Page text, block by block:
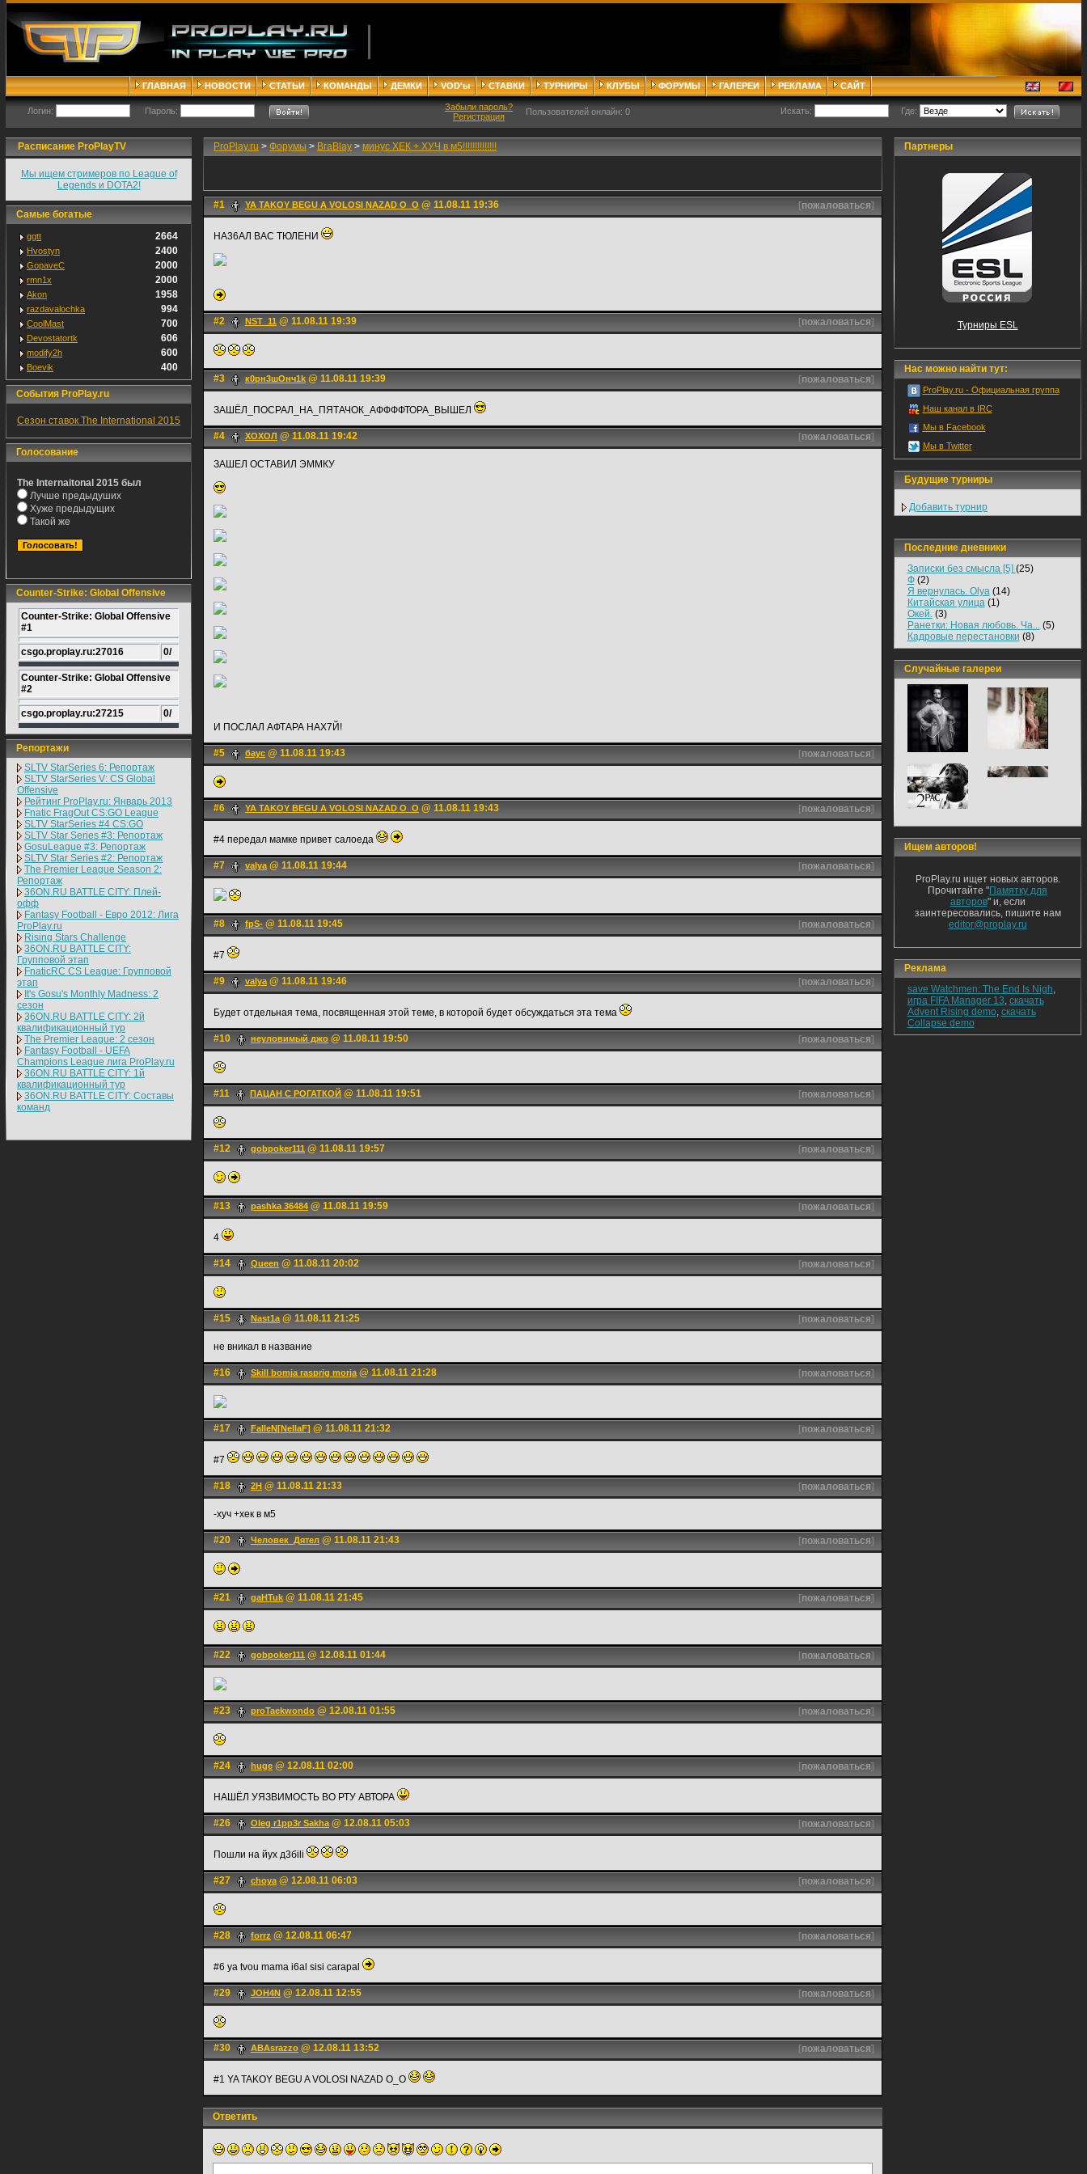
ГЛАВНАЯ НОВОСТИ СТАТЬИ КОМАНДЫ ДЕМКИ VOD'ы СТАВКИ ТУРНИРЫ КЛУБЫ ФОРУМЫ ГАЛЕРЕИ РЕКЛАМА САЙТ
Логин: Пароль:
Забыли пароль?
Регистрация
Пользователей онлайн: 0 Искать: Где:
Расписание ProPlayTV
Мы ищем стримеров по League of
Legends и DOTA2!
Самые богатые
ggtt 2664
Hvostyn 2400
GopaveC 2000
rmn1x 2000
Akon 1958
razdavalochka 994
CoolMast 700
Devostatortk 606
modify2h 600
Boevik 400
События ProPlay.ru
Сезон ставок The International 2015
Голосование
The Internaitonal 2015 был
Лучше предыдуших
Хуже предыдущих
Такой же
Counter-Strike: Global Offensive
Counter-Strike: Global Offensive
#1
csgo.proplay.ru:27016 0/
Counter-Strike: Global Offensive
#2
csgo.proplay.ru:27215 0/
Репортажи
SLTV StarSeries 6: Репортаж
SLTV StarSeries V: CS Global
Offensive
Рейтинг ProPlay.ru: Январь 2013
Fnatic FragOut CS:GO League
SLTV StarSeries #4 CS:GO
SLTV Star Series #3: Репортаж
GosuLeague #3: Репортаж
SLTV Star Series #2: Репортаж
The Premier League Season 2:
Репортаж
36ON.RU BATTLE CITY: Плей-
офф
Fantasy Football - Евро 2012: Лига
ProPlay.ru
Rising Stars Challenge
36ON.RU BATTLE CITY:
Групповой этап
FnaticRC CS League: Групповой
этап
It's Gosu's Monthly Madness: 2
сезон
36ON.RU BATTLE CITY: 2й
квалификационный тур
The Premier League: 2 cезон
Fantasy Football - UEFA
Champions League лига ProPlay.ru
36ON.RU BATTLE CITY: 1й
квалификационный тур
36ON.RU BATTLE CITY: Составы
команд
ProPlay.ru > Форумы > BraBlay > минус ХЕК + ХУЧ в м5!!!!!!!!!!!!!!
#1 YA TAKOY BEGU A VOLOSI NAZAD O_O @ 11.08.11 19:36 [пожаловаться]
НА36АЛ ВАС ТЮЛЕНИ
#2 NST_11 @ 11.08.11 19:39 [пожаловаться]
#3 к0рн3шОнч1k @ 11.08.11 19:39 [пожаловаться]
ЗАШЁЛ_ПОСРАЛ_НА_ПЯТАЧОК_АФФФФТОРА_ВЫШЕЛ
#4 ХОХОЛ @ 11.08.11 19:42 [пожаловаться]
ЗАШЕЛ ОСТАВИЛ ЭММКУ
И ПОСЛАЛ АФТАРА НАХ7Й!
#5 баус @ 11.08.11 19:43 [пожаловаться]
#6 YA TAKOY BEGU A VOLOSI NAZAD O_O @ 11.08.11 19:43 [пожаловаться]
#4 передал мамке привет салоеда
#7 valya@ 11.08.11 19:44 [пожаловаться]
#8 fpS- @ 11.08.11 19:45 [пожаловаться]
#7
#9 valya@ 11.08.11 19:46 [пожаловаться]
Будет отдельная тема, посвященная этой теме, в которой будет обсуждаться эта тема
#10 неуловимый джо @ 11.08.11 19:50 [пожаловаться]
#11 ПАЦАН С РОГАТКОЙ @ 11.08.11 19:51 [пожаловаться]
#12 gobpoker111 @ 11.08.11 19:57 [пожаловаться]
#13 pashka 36484 @ 11.08.11 19:59 [пожаловаться]
4
#14 Queen @ 11.08.11 20:02 [пожаловаться]
#15 Nast1a@ 11.08.11 21:25 [пожаловаться]
не вникал в название
#16 Skill bomja rasprig morja@ 11.08.11 21:28 [пожаловаться]
#17 FalleN[NellaF] @ 11.08.11 21:32 [пожаловаться]
#7
#18 2H @ 11.08.11 21:33 [пожаловаться]
-хуч +хек в м5
#20 Человек_Дятел @ 11.08.11 21:43 [пожаловаться]
#21 gaHTuk @ 11.08.11 21:45 [пожаловаться]
#22 gobpoker111 @ 12.08.11 01:44 [пожаловаться]
#23 proTaekwondo @ 12.08.11 01:55 [пожаловаться]
#24 huge @ 12.08.11 02:00 [пожаловаться]
НАШЁЛ УЯЗВИМОСТЬ ВО РТУ АВТОРА
#26 Oleg r1pp3r Sakha@ 12.08.11 05:03 [пожаловаться]
Пошли на йух д3бili
#27 choya@ 12.08.11 06:03 [пожаловаться]
#28 forrz @ 12.08.11 06:47 [пожаловаться]
#6 ya tvou mama i6al sisi carapal
#29 JOH4N @ 12.08.11 12:55 [пожаловаться]
#30 ABAsrazzo @ 12.08.11 13:52 [пожаловаться]
#1 YA TAKOY BEGU A VOLOSI NAZAD O_O
Ответить
Партнеры
Турниры ESL
Нас можно найти тут:
ProPlay.ru - Официальная группа
Наш канал в IRC
Мы в Facebook
Мы в Twitter
Будущие турниры
Добавить турнир
Последние дневники
Записки без смысла [5] (25)
Ф(2)
Я вернулась. Olya(14)
Китайская улица(1)
Окей.(3)
Ранетки: Новая любовь. Ча...(5)
Кадровые перестановки (8)
Случайные галереи
Ищем авторов!
ProPlay.ru ищет новых авторов.
Прочитайте "Памятку для
авторов" и, если
заинтересовались, пишите нам
editor@proplay.ru
Реклама
save Watchmen: The End Is Nigh,
игра FIFA Manager 13, скачать
Advent Rising demo, скачать
Collapse demo